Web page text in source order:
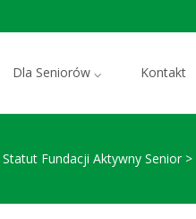
Dla Seniorów ⌵ Kontakt
Statut Fundacji Aktywny Senior>